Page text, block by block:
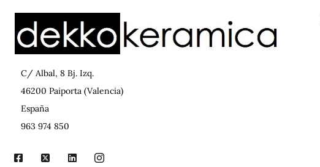
C/ Albal, 8 Bj. Izq.
46200 Paiporta (Valencia)
España
963 974 850